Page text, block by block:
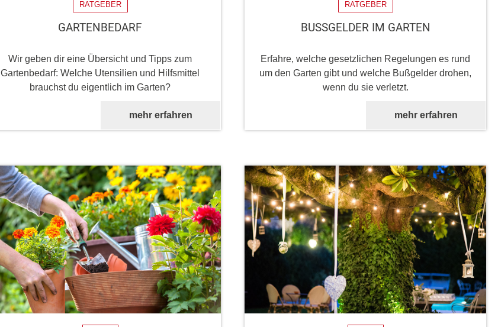
RATGEBER
GARTENBEDARF
Wir geben dir eine Übersicht und Tipps zum
Gartenbedarf: Welche Utensilien und Hilfsmittel
brauchst du eigentlich im Garten?
mehr erfahren
RATGEBER
BUSSGELDER IM GARTEN
Erfahre, welche gesetzlichen Regelungen es rund
um den Garten gibt und welche Bußgelder drohen,
wenn du sie verletzt.
mehr erfahren